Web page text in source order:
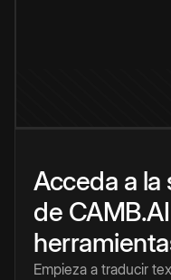
Acceda a
de CAMB.AI
Empieza a traducir